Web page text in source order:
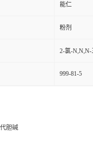
能仁
粉剂
2-氯-
999-81-5
胆碱